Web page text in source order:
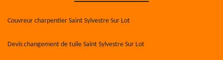
Couvreur charpentier Saint Sylvestre Sur Lot
Devis changement de tuile Saint Sylvestre Sur Lot